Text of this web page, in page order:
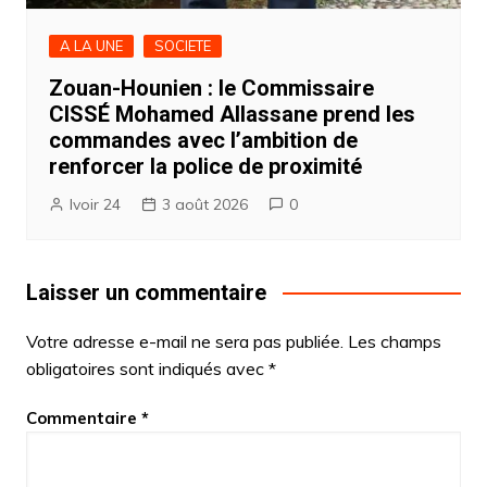
A LA UNE SOCIETE
Zouan-Hounien : le Commissaire
CISSÉ Mohamed Allassane prend les
commandes avec l’ambition de
renforcer la police de proximité
Ivoir 24 3 août 2026 0
Laisser un commentaire
Votre adresse e-mail ne sera pas publiée. Les champs
obligatoires sont indiqués avec *
Commentaire *